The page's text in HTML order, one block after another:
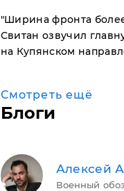
​"Ширина фронта более
Свитан озвучил
на Купянском
Смотреть ещё
Блоги
Алексей
Военный